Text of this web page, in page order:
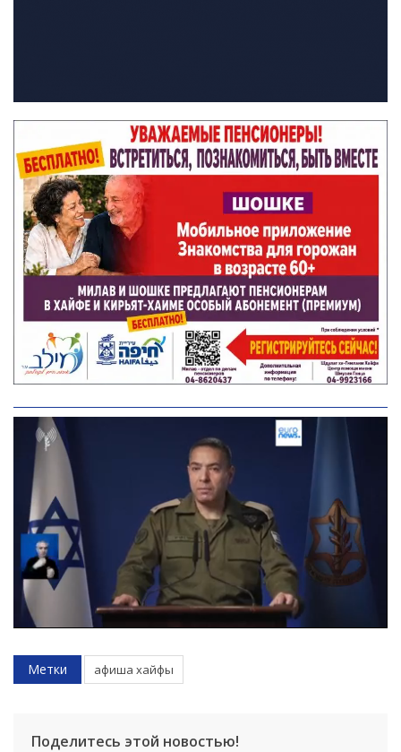
Искать
Следующее видео через 5 Отмена
Метки афиша хайфы
Поделитесь этой новостью!